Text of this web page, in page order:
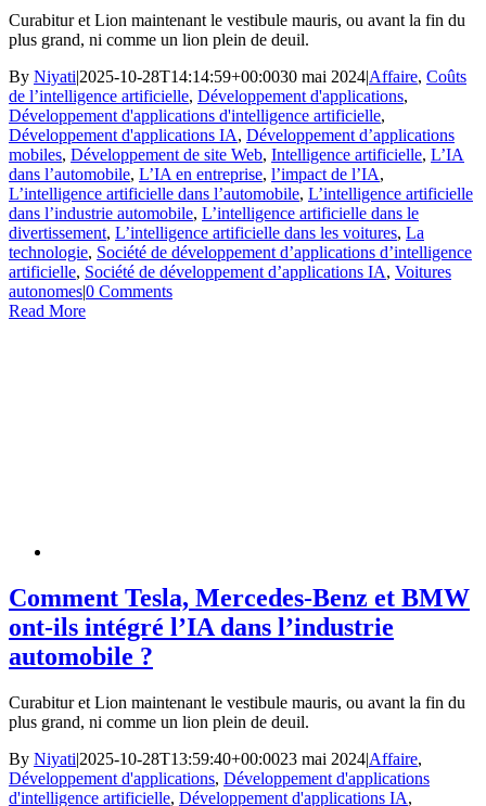
Curabitur et Lion maintenant le vestibule mauris, ou avant la fin du
plus grand, ni comme un lion plein de deuil.
By Niyati|2025-10-28T14:14:59+00:0030 mai 2024|Affaire, Coûts
de l’intelligence artificielle, Développement d'applications,
Développement d'applications d'intelligence artificielle,
Développement d'applications IA, Développement d’applications
mobiles, Développement de site Web, Intelligence artificielle, L’IA
dans l’automobile, L’IA en entreprise, l’impact de l’IA,
L’intelligence artificielle dans l’automobile, L’intelligence artificielle
dans l’industrie automobile, L’intelligence artificielle dans le
divertissement, L’intelligence artificielle dans les voitures, La
technologie, Société de développement d’applications d’intelligence
artificielle, Société de développement d’applications IA, Voitures
autonomes|0 Comments
Read More
Comment Tesla, Mercedes-Benz et BMW
ont-ils intégré l’IA dans l’industrie
automobile ?
Curabitur et Lion maintenant le vestibule mauris, ou avant la fin du
plus grand, ni comme un lion plein de deuil.
By Niyati|2025-10-28T13:59:40+00:0023 mai 2024|Affaire,
Développement d'applications, Développement d'applications
d'intelligence artificielle, Développement d'applications IA,